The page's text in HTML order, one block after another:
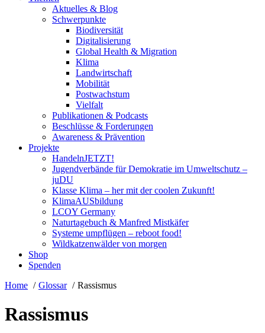
Aktuelles & Blog
Schwerpunkte
Biodiversität
Digitalisierung
Global Health & Migration
Klima
Landwirtschaft
Mobilität
Postwachstum
Vielfalt
Publikationen & Podcasts
Beschlüsse & Forderungen
Awareness & Prävention
Projekte
HandelnJETZT!
Jugendverbände für Demokratie im Umweltschutz –
juDU
Klasse Klima – her mit der coolen Zukunft!
KlimaAUSbildung
LCOY Germany
Naturtagebuch & Manfred Mistkäfer
Systeme umpflügen – reboot food!
Wildkatzenwälder von morgen
Shop
Spenden
Home
Glossar Rassismus
Rassismus